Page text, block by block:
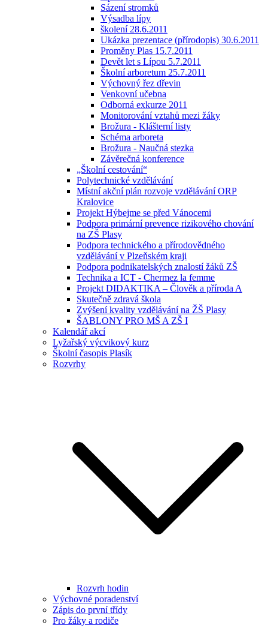
Sázení stromků
Výsadba lípy
školení 28.6.2011
Ukázka prezentace (přírodopis) 30.6.2011
Proměny Plas 15.7.2011
Devět let s Lípou 5.7.2011
Školní arboretum 25.7.2011
Výchovný řez dřevin
Venkovní učebna
Odborná exkurze 2011
Monitorování vztahů mezi žáky
Brožura - Klášterní listy
Schéma arboreta
Brožura - Naučná stezka
Závěrečná konference
„Školní cestování“
Polytechnické vzdělávání
Místní akční plán rozvoje vzdělávání ORP
Kralovice
Projekt Hýbejme se před Vánocemi
Podpora primární prevence rizikového chování
na ZŠ Plasy
Podpora technického a přírodovědného
vzdělávání v Plzeňském kraji
Podpora podnikatelských znalostí žáků ZŠ
Technika a ICT - Chermez la femme
Projekt DIDAKTIKA – Člověk a příroda A
Skutečně zdravá škola
Zvýšení kvality vzdělávání na ŽŠ Plasy
ŠABLONY PRO MŠ A ZŠ I
Kalendář akcí
Lyžařský výcvikový kurz
Školní časopis Plasík
Rozvrhy
Rozvrh hodin
Výchovné poradenství
Zápis do první třídy
Pro žáky a rodiče